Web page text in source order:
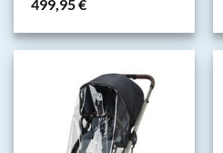
499,95€